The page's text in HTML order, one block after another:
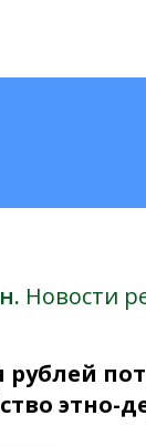
Новости
рублей
этно-